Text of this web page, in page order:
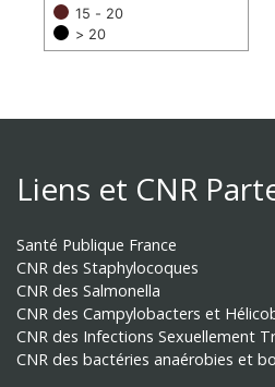
15 - 20
> 20
Liens et CNR
Santé Publique France
CNR des Staphylocoques
CNR des Salmonella
CNR des Campylobacters et
CNR des Infections Sexuellement
CNR des bactéries anaérobies et